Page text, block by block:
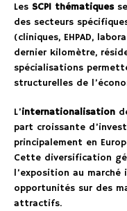
Les SCPI thématiques
des secteurs
(cliniques, EHPAD,
dernier kilomètre,
spécialisations
structurelles de
L’internationalisation
part croissante
principalement en
Cette diversification
l’exposition au
opportunités sur des
attractifs.